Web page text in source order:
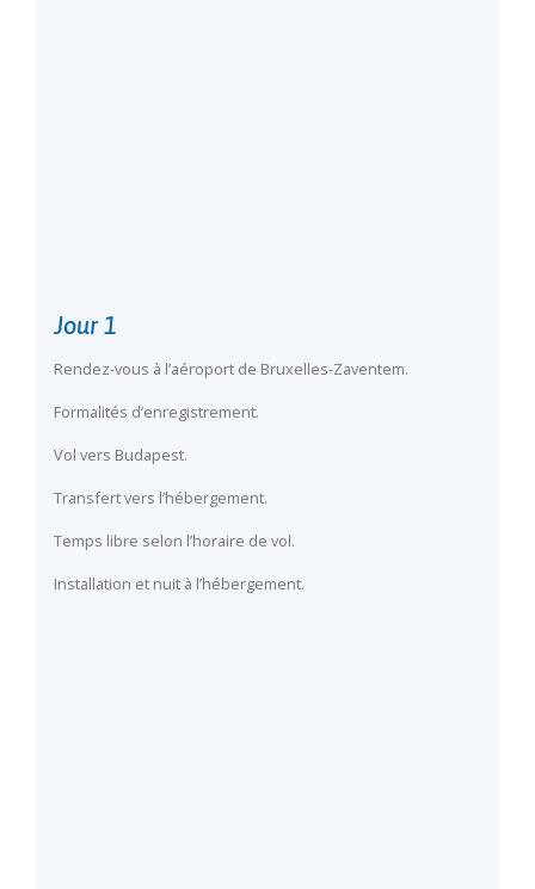
Jour 1
Rendez-vous à l’aéroport de Bruxelles-Zaventem.
Formalités d’enregistrement.
Vol vers Budapest.
Transfert vers l’hébergement.
Temps libre selon l’horaire de vol.
Installation et nuit à l’hébergement.